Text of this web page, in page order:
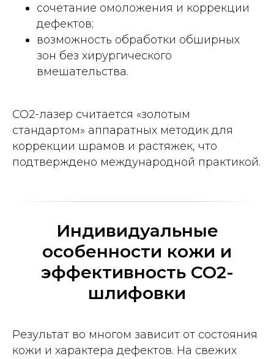
сочетание омоложения и коррекции
дефектов;
возможность обработки обширных
зон без хирургического
вмешательства.
CO2-лазер считается «золотым
стандартом» аппаратных методик для
коррекции шрамов и растяжек, что
подтверждено международной практикой.
Индивидуальные
особенности кожи и
эффективность CO2-
шлифовки
Результат во многом зависит от состояния
кожи и характера дефектов. На свежих